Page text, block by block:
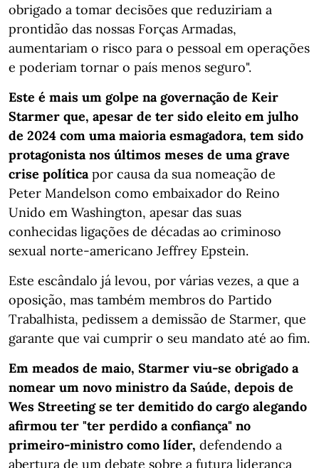
obrigado a tomar decisões que reduziriam a
prontidão das nossas Forças Armadas,
aumentariam o risco para o pessoal em operações
e poderiam tornar o país menos seguro".
Este é mais um golpe na governação de Keir
Starmer que, apesar de ter sido eleito em julho
de 2024 com uma maioria esmagadora, tem sido
protagonista nos últimos meses de uma grave
crise política por causa da sua nomeação de
Peter Mandelson como embaixador do Reino
Unido em Washington, apesar das suas
conhecidas ligações de décadas ao criminoso
sexual norte-americano Jeffrey Epstein.
Este escândalo já levou, por várias vezes, a que a
oposição, mas também membros do Partido
Trabalhista, pedissem a demissão de Starmer, que
garante que vai cumprir o seu mandato até ao fim.
Em meados de maio, Starmer viu-se obrigado a
nomear um novo ministro da Saúde, depois de
Wes Streeting se ter demitido do cargo alegando
afirmou ter "ter perdido a confiança" no
primeiro-ministro como líder, defendendo a
abertura de um debate sobre a futura liderança